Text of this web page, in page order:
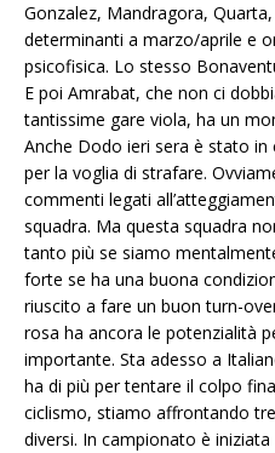
Gonzalez, Mandragora,
determinanti a marzo/aprile e
psicofisica. Lo stesso
E poi Amrabat, che non ci
tantissime gare viola, ha un
Anche Dodo ieri sera è stato
per la voglia di strafare.
commenti legati
squadra. Ma questa squadra
tanto più se siamo
forte se ha una buona
riuscito a fare un buon turn-
rosa ha ancora le potenzialità
importante. Sta adesso a
ha di più per tentare il colpo
ciclismo, stiamo affrontando
diversi. In campionato è